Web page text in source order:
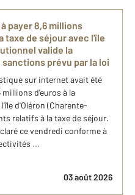
payer 8,6 millions
taxe de séjour avec l'île
valide la
prévu par la loi
sur internet avait été
millions d'euros à la
d'Oléron (Charente-
relatifs à la taxe de séjour.
ce vendredi conforme à
...
03 août 2026